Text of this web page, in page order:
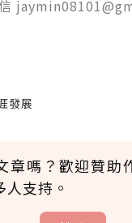
發展
章嗎？歡迎贊助
支持。